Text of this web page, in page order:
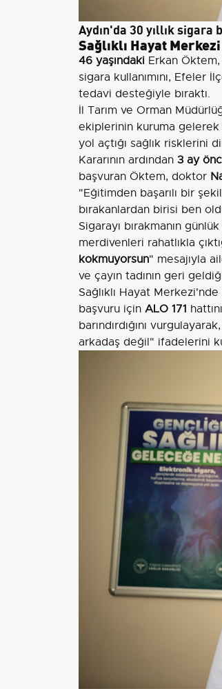
Aydın'da 30 yıllık sigara
Sağlıklı Hayat
46 yaşındaki Erkan
sigara kullanımını, Efeler
tedavi desteğiyle bıraktı.
İl Tarım ve Orman
ekiplerinin kuruma gelerek
yol açtığı sağlık risklerini
Kararının ardından 3 ay
başvuran Öktem, doktor
"Eğitimden başarılı bir
bırakanlardan birisi ben
Sigarayı bırakmanın
merdivenleri rahatlıkla
kokmuyorsun" mesajıyla
ve çayın tadının geri
Sağlıklı Hayat
başvuru için ALO 171
barındırdığını
arkadaş değil" ifadelerini